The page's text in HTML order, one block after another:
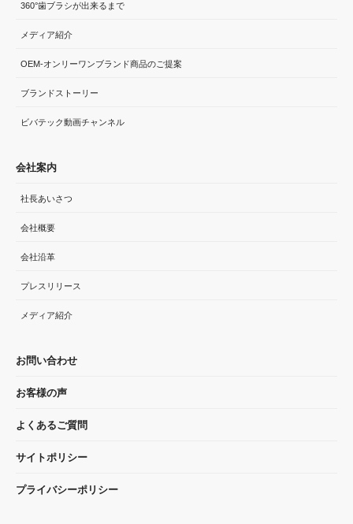
360°歯ブラシが出来るまで
メディア紹介
OEM-オンリーワンブランド商品のご提案
ブランドストーリー
ビバテック動画チャンネル
会社案内
社長あいさつ
会社概要
会社沿革
プレスリリース
メディア紹介
お問い合わせ
お客様の声
よくあるご質問
サイトポリシー
プライバシーポリシー